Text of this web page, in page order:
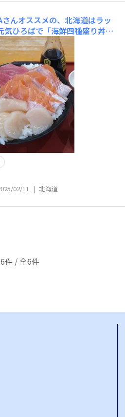
さんオススメの、北海道はラッ
気ひろばで「海鮮四種盛り丼」
ームに大満足でした😋※1月下
てませんでした;
02/11 | 北海道
件 / 全6件